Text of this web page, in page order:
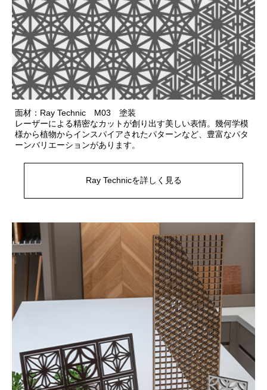
面材：Ray Technic M03 塗装
レーザーによる精密なカットが創り出す美しい表情。幾何学模
様から植物からインスパイアされたパターンなど、豊富なパタ
ーンバリエーションがあります。
Ray Technicを詳しく見る